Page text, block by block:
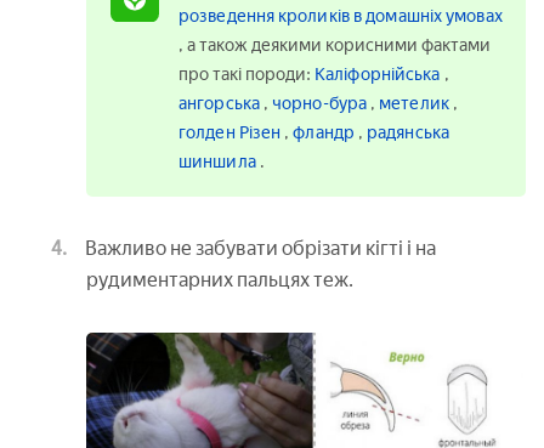
розведення кроликів в домашніх умовах
, а також деякими корисними фактами
про такі породи: Каліфорнійська ,
ангорська , чорно-бура , метелик ,
голден Різен ,фландр , радянська
шиншила .
Важливо не забувати обрізати кігті і на
рудиментарних пальцях теж.